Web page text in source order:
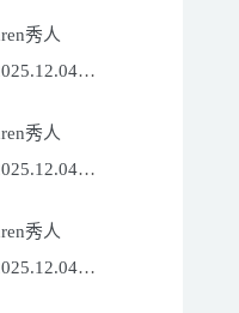
960.78MB]
秀人
960.78MB]
秀人
762.32MB]
秀人